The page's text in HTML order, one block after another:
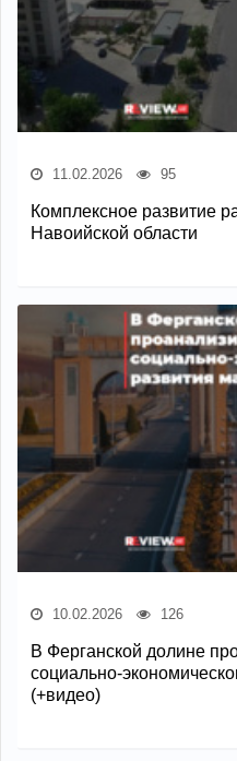
11.02.2026 95
Комплексное развитие
Навоийской области
10.02.2026 126
В Ферганской долине
социально-
(+видео)